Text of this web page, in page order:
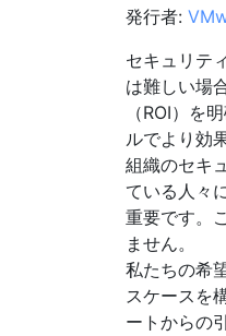
発行者:
セキュリテ
は難しい場
（ROI）を
ルでより効
組織のセキ
ている人々
重要です。
ません。
私たちの希
スケースを
ートからの